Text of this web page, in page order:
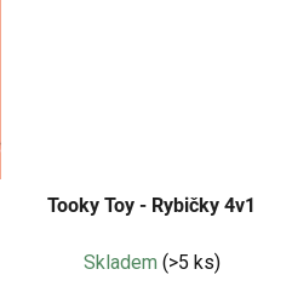
Tooky Toy - Rybičky 4v1
Skladem (>5 ks)